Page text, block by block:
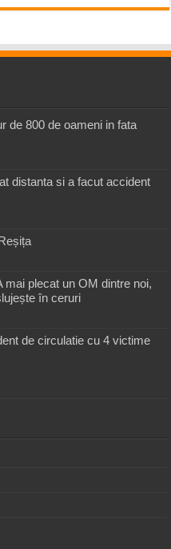
de 800 de oameni in fata
distanta si a facut accident
mai plecat un OM dintre noi,
în ceruri
de circulatie cu 4 victime